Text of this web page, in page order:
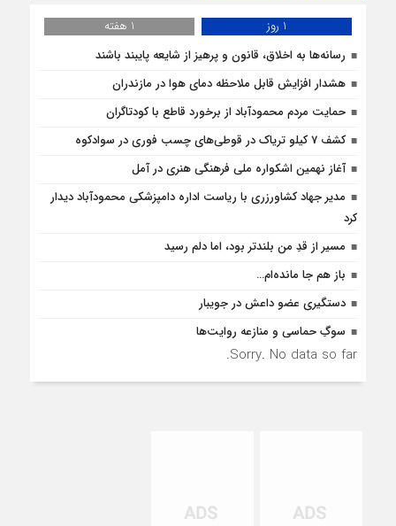
1 روز
1 هفته
رسانه‌ها به اخلاق، قانون و پرهیز از شایعه پایبند باشند
هشدار افزایش قابل ملاحظه دمای هوا در مازندران
حمایت مردم محمودآباد از برخورد قاطع با کودتاگران
کشف 7 کیلو تریاک در قوطی‌‌های چسب فوری در سوادکوه
آغاز نهمین اشکواره ملی فرهنگی هنری در آمل
مدیر جهاد کشاورزری با ریاست اداره دامپزشکی محمودآباد دیدار
کرد
مسیر از قدِ من بلندتر بود، اما دلم رسید
باز هم جا مانده‌ام…
دستگیری عضو داعش در جویبار
سوگِ حماسی و منازعه روایت‌ها
Sorry. No data so far.